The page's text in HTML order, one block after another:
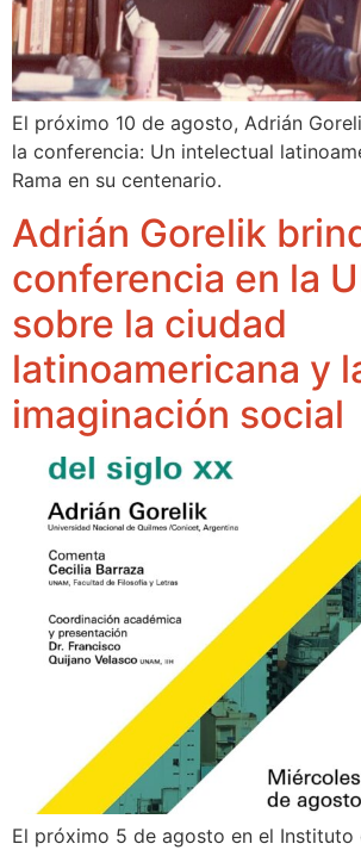
El próximo 10 de agosto, Adrián
la conferencia: Un intelectual
Rama en su centenario.
Adrián Gorelik
conferencia en la
sobre la ciudad
latinoamericana y
imaginación social
El próximo 5 de agosto en el Instituto